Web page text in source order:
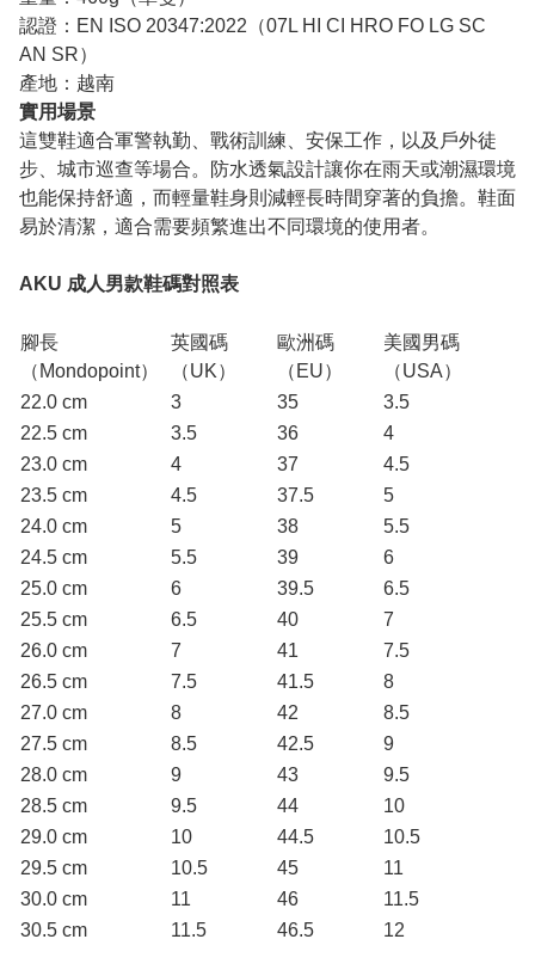
認證：EN ISO 20347:2022（07L HI CI HRO FO LG SC
AN SR）
產地：越南
實用場景
這雙鞋適合軍警執勤、戰術訓練、安保工作，以及戶外徒
步、城市巡查等場合。防水透氣設計讓你在雨天或潮濕環境
也能保持舒適，而輕量鞋身則減輕長時間穿著的負擔。鞋面
易於清潔，適合需要頻繁進出不同環境的使用者。
AKU 成人男款鞋碼對照表
腳長
（Mondopoint）
英國碼
（UK）
歐洲碼
（EU）
美國男碼
（USA）
22.0 cm
3 35
3.5
22.5 cm
3.5 36
4
23.0 cm
4 37
4.5
23.5 cm
4.5 37.5
5
24.0 cm
5 38
5.5
24.5 cm
5.5 39
6
25.0 cm
6 39.5
6.5
25.5 cm
6.5 40
7
26.0 cm
7 41
7.5
26.5 cm
7.5 41.5
8
27.0 cm
8 42
8.5
27.5 cm
8.5 42.5
9
28.0 cm
9 43
9.5
28.5 cm
9.5 44
10
29.0 cm
10 44.5
10.5
29.5 cm
10.5 45
11
30.0 cm
11 46
11.5
30.5 cm
11.5 46.5 12